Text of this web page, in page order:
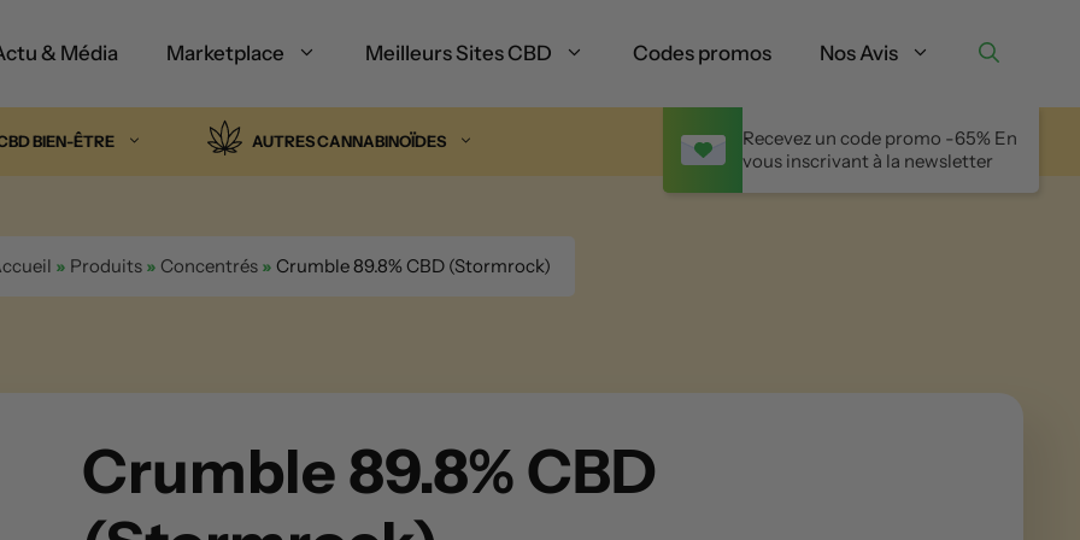
& Média Marketplace Meilleurs Sites CBD Codes promos Nos Avis
Recevez un code promo -65% En
vous inscrivant à la newsletter
BIEN-ÊTRE AUTRES CANNABINOÏDES
» Produits » Concentrés » Crumble 89.8% CBD (Stormrock)
Crumble 89.8% CBD